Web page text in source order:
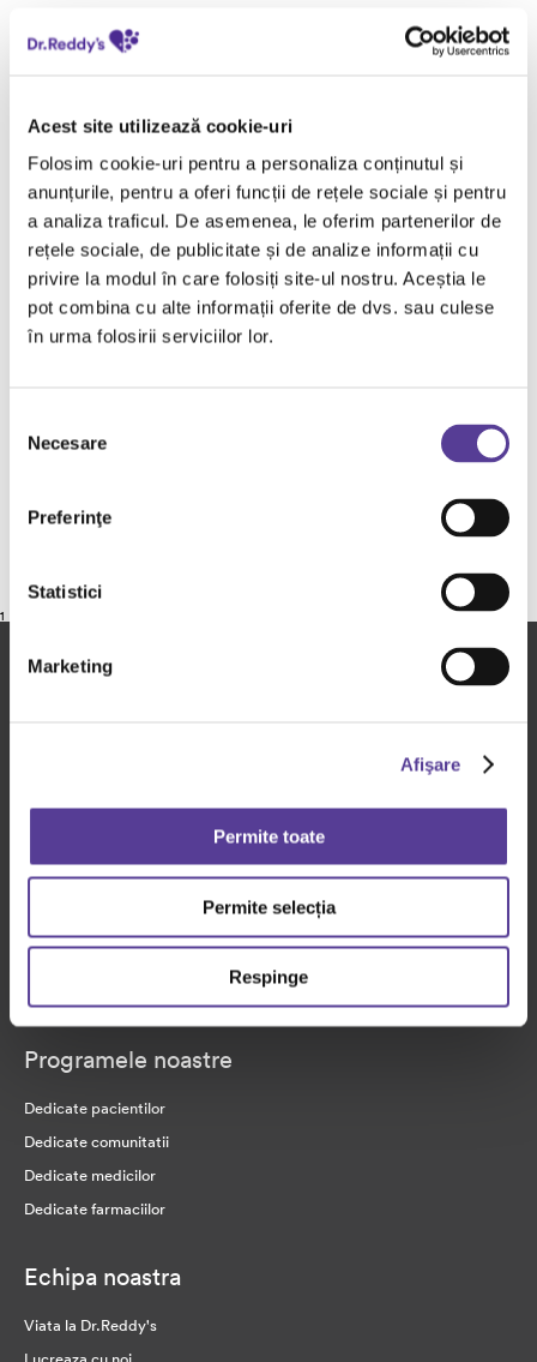
Acest site utilizează cookie-uri
Folosim cookie-uri pentru a personaliza conținutul și
anunțurile, pentru a oferi funcții de rețele sociale și pentru
a analiza traficul. De asemenea, le oferim partenerilor de
rețele sociale, de publicitate și de analize informații cu
privire la modul în care folosiți site-ul nostru. Aceștia le
pot combina cu alte informații oferite de dvs. sau culese
în urma folosirii serviciilor lor.
consimțământului
Necesare
Preferinţe
Statistici
Marketing
Afişare
Permite toate
Permite selecția
Respinge
In conformitate cu dispozitiile Ordinul MS nr.
medicamente trebuie sa declare la ANMDM toate
cheltuieli suportate in anul anterior raportarii,
pentru profesionistii din domeniul sanatatii,
organizatii profesionale, organizatii de pacienti si
orice alt tip de organizatii care desfasoară activitati
referitoare la sanatatea umana, asistenta medicala
sau farmaceutica.
informatii, pe care le puteti regasi prin accesarea
urmatorului link:
uman/publicitate/sponsorizari-medicamente-de-
1
Promisiunile noastre
Raport financiar
Medicamentele noastre
Programele noastre
Dedicate pacientilor
Dedicate comunitatii
Dedicate medicilor
Dedicate farmaciilor
Echipa noastra
Viata la Dr.Reddy's